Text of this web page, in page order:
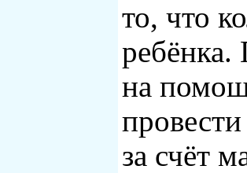
то, что
ребёнка.
на
за счёт